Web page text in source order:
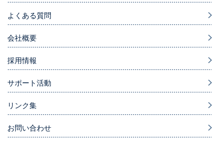
よくある質問
会社概要
採用情報
サポート活動
リンク集
お問い合わせ